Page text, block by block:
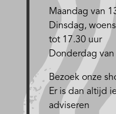
Maandag van
Dinsdag,
tot 17.30 uur
Donderdag
Bezoek onze
Er is dan altijd
adviseren